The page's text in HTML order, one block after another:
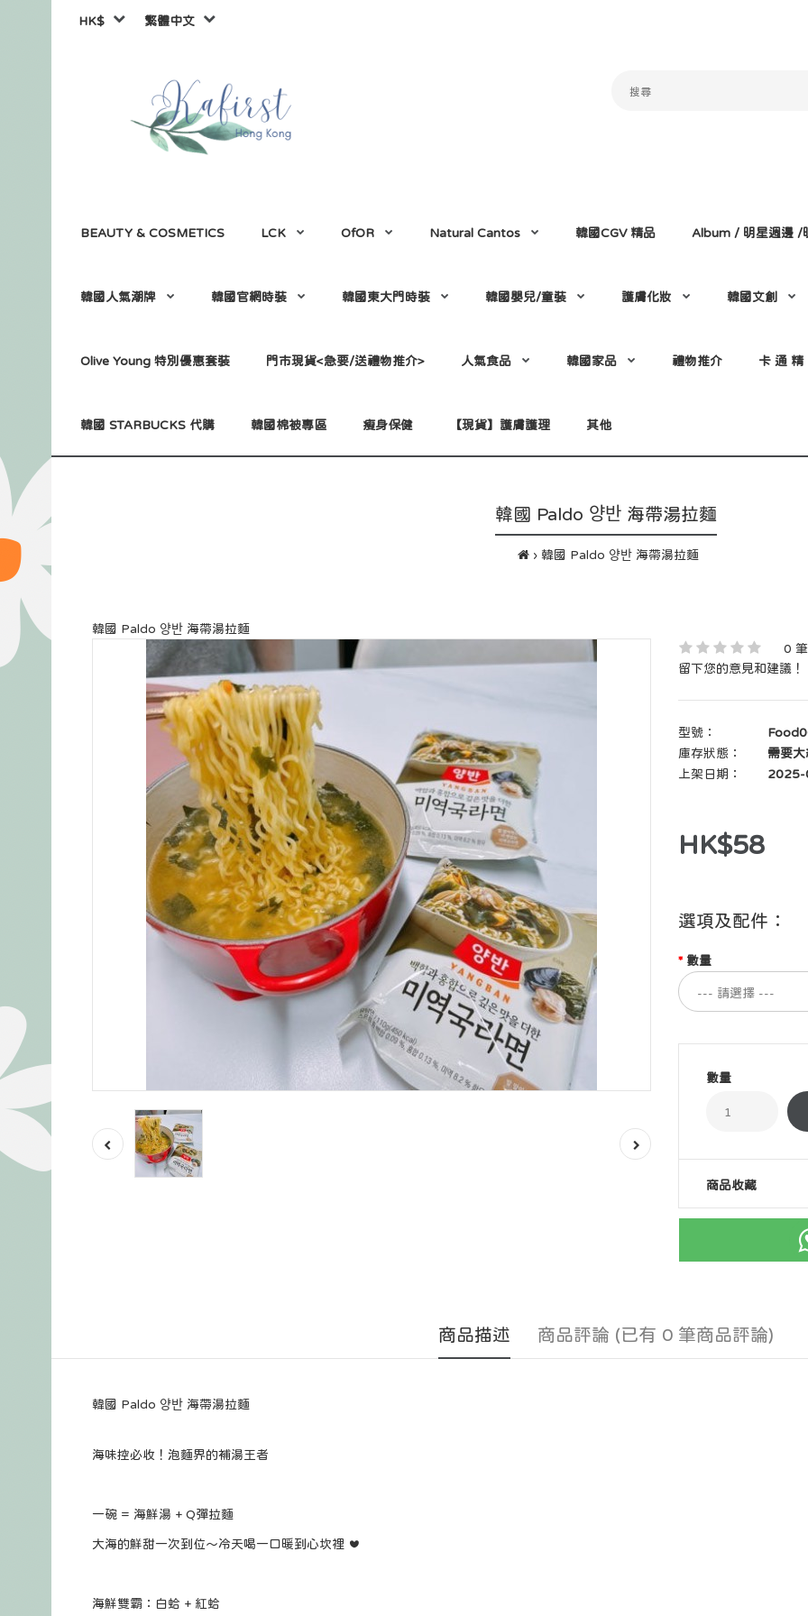
HK$ 繁體中文
BEAUTY & COSMETICS LCK OfOR Natural Cantos 韓國CGV 精品 Album / 明星週邊 /
韓國人氣潮牌 韓國官網時裝 韓國東大門時裝 韓國嬰兒/童裝 護膚化妝 韓國文創
Olive Young 特別優惠套裝 門市現貨<急要/送禮物推介> 人氣食品 韓國家品 禮物推介 卡 通 精
韓國 STARBUCKS 代購 韓國棉被專區 瘦身保健 【現貨】護膚護理 其他
韓國 Paldo 양반 海帶湯拉麵
韓國 Paldo 양반 海帶湯拉麵
韓國 Paldo 양반 海帶湯拉麵
0
留下您的意見和建議！
型號：
庫存狀態：
需要
上架日期：
HK$58
選項及配件：
數量
數量
商品收藏
商品描述 商品評論 (已有 0 筆商品評論)
韓國 Paldo 양반 海帶湯拉麵
海味控必收！泡麵界的補湯王者
一碗 = 海鮮湯 + Q彈拉麵
大海的鮮甜一次到位～冷天喝一口暖到心坎裡 ❤️
海鮮雙霸：白蛤 + 紅蛤